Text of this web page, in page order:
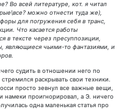
Во всей литературе, кот. я читал
можно отнести туда же),
для погружения себя в транс,
Что касается работы
в тексте через пресуппозиции,
являющиеся чьими-то фантазиями, и
судить в отношении него по
раскрывать свои техники.
просто зевнул все важные вещи,
намеки проигнорировал, а Э. ничего
одна маленькая статья про